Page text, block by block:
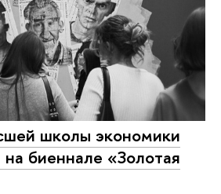
школы экономики
на биеннале «Золотая